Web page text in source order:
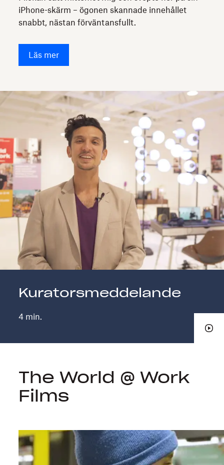
iPhone-skärm – ögonen skannade innehållet
snabbt, nästan förväntansfullt.
Läs mer
Kuratorsmeddelande
4 min.
The World @ Work
Films